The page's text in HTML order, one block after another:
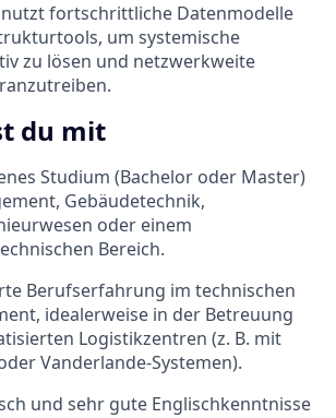
fortschrittliche Datenmodelle
um systemische
zu lösen und netzwerkweite
du mit
Studium (Bachelor oder Master)
Gebäudetechnik,
oder einem
Bereich.
Berufserfahrung im technischen
idealerweise in der Betreuung
Logistikzentren (z. B. mit
Vanderlande-Systemen).
und sehr gute Englischkenntnisse